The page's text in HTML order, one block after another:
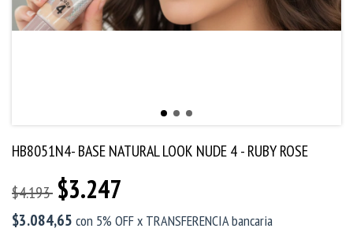
HB8051N4- BASE NATURAL LOOK NUDE 4 - RUBY ROSE
$4.193 $3.247
$3.084,65 con 5% OFF x TRANSFERENCIA bancaria